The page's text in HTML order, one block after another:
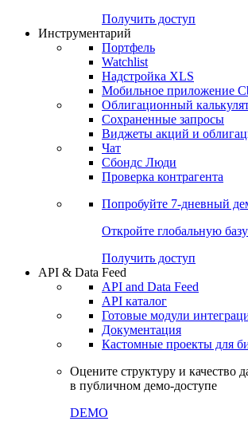
Получить доступ
Инструментарий
Портфель
Watchlist
Надстройка XLS
Мобильное приложение
Облигационный
Сохраненные запросы
Виджеты акций и
Чат
Сбондс Люди
Проверка контрагента
Попробуйте 7-дневный
Откройте глобальную
Получить доступ
API & Data Feed
API and Data Feed
API каталог
Готовые модули
Документация
Кастомные проекты для
Оцените структуру и качество
в публичном демо-доступе
DEMO